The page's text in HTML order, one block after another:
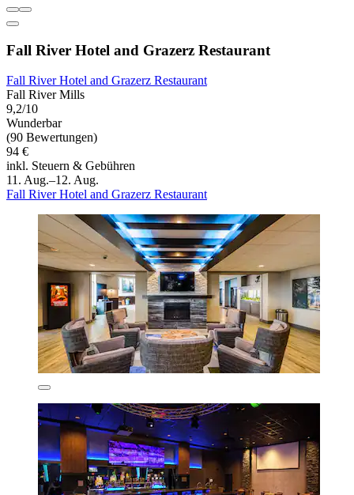
Fall River Hotel and Grazerz Restaurant
Fall River Hotel and Grazerz Restaurant
Fall River Mills
9,2/10
Wunderbar
(90 Bewertungen)
94 €
inkl. Steuern & Gebühren
11. Aug.–12. Aug.
Fall River Hotel and Grazerz Restaurant